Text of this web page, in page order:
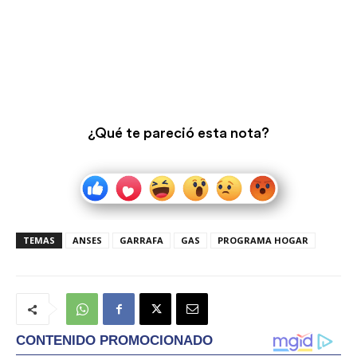
¿Qué te pareció esta nota?
TEMAS ANSES GARRAFA GAS PROGRAMA HOGAR